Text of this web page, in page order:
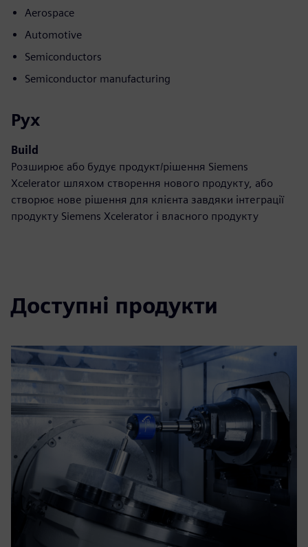
Aerospace
Automotive
Semiconductors
Semiconductor manufacturing
Рух
Build
Розширює або будує продукт/рішення Siemens
Xcelerator шляхом створення нового продукту, або
створює нове рішення для клієнта завдяки інтеграції
продукту Siemens Xcelerator і власного продукту
Доступні продукти